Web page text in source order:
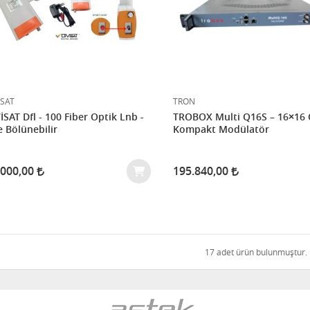
Dfl - 100 Fiber Optik Lnb -
Bölünebilir
TRON
TROBOX Multi Q16S – 16×16
Kompakt Modülatör
195.840,00
17 adet ürün bulunmuştur.